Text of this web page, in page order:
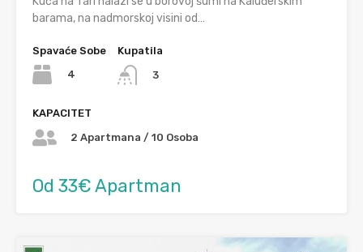
barama, na nadmorskoj visini od…
Spavaće Sobe
4
Kupatila
3
KAPACITET
2 Apartmana / 10 Osoba
Od 33€ Apartman